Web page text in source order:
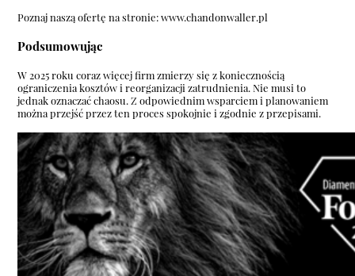
Poznaj naszą ofertę na stronie:www.chandonwaller.pl
Podsumowując
W 2025 roku coraz więcej firm zmierzy się z koniecznością
ograniczenia kosztów i reorganizacji zatrudnienia. Nie musi to
jednak oznaczać chaosu. Z odpowiednim wsparciem i planowaniem
można przejść przez ten proces spokojnie i zgodnie z przepisami.